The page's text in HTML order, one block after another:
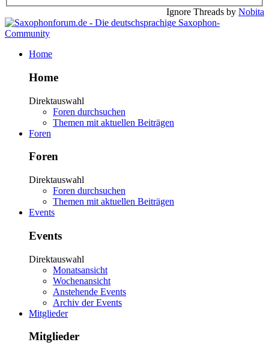
Ignore Threads by Nobita
Home
Home
Direktauswahl
Foren durchsuchen
Themen mit aktuellen Beiträgen
Foren
Foren
Direktauswahl
Foren durchsuchen
Themen mit aktuellen Beiträgen
Events
Events
Direktauswahl
Monatsansicht
Wochenansicht
Anstehende Events
Archiv der Events
Mitglieder
Mitglieder